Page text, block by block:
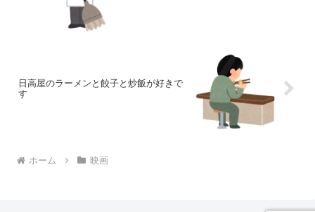
日高屋のラーメンと餃子と炒飯が好きで
す
ホーム 映画